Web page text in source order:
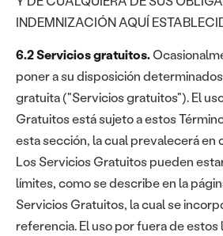
INDEMNIZACIÓN AQUÍ
6.2 Servicios gratuitos.
poner a su disposición
gratuita ("Servicios gratuitos"). El
Gratuitos está sujeto a estos
esta sección, la cual prevalecerá en
Los Servicios Gratuitos pueden
límites, como se describe en la
Servicios Gratuitos, la cual se
referencia. El uso por fuera de